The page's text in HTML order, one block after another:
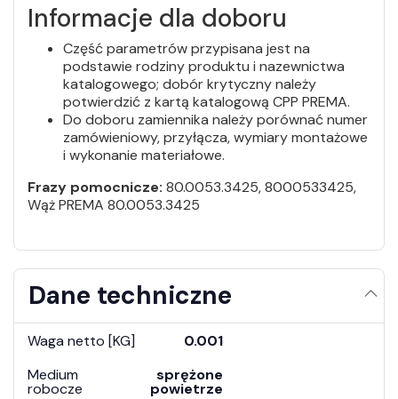
Informacje dla doboru
Część parametrów przypisana jest na
podstawie rodziny produktu i nazewnictwa
katalogowego; dobór krytyczny należy
potwierdzić z kartą katalogową CPP PREMA.
Do doboru zamiennika należy porównać numer
zamówieniowy, przyłącza, wymiary montażowe
i wykonanie materiałowe.
Frazy pomocnicze: 80.0053.3425, 8000533425,
Wąż PREMA 80.0053.3425
Dane techniczne
Waga netto [KG]
0.001
Medium
robocze
sprężone
powietrze